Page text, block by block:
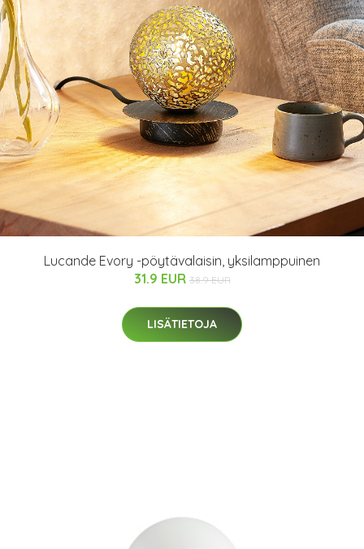
Lucande Evory -pöytävalaisin, yksilamppuinen
31.9 EUR 38.9 EUR
LISÄTIETOJA